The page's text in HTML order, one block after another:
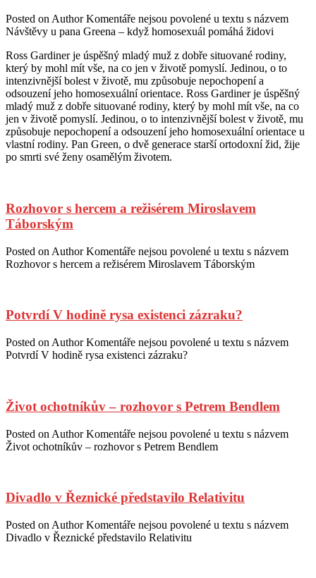
Posted on Author Komentáře nejsou povolené u textu s názvem
Návštěvy u pana Greena – když homosexuál pomáhá židovi
Ross Gardiner je úspěšný mladý muž z dobře situované rodiny,
který by mohl mít vše, na co jen v životě pomyslí. Jedinou, o to
intenzivnější bolest v životě, mu způsobuje nepochopení a
odsouzení jeho homosexuální orientace. Ross Gardiner je úspěšný
mladý muž z dobře situované rodiny, který by mohl mít vše, na co
jen v životě pomyslí. Jedinou, o to intenzivnější bolest v životě, mu
způsobuje nepochopení a odsouzení jeho homosexuální orientace u
vlastní rodiny. Pan Green, o dvě generace starší ortodoxní žid, žije
po smrti své ženy osamělým životem.
Rozhovor s hercem a režisérem Miroslavem
Táborským
Posted on Author Komentáře nejsou povolené u textu s názvem
Rozhovor s hercem a režisérem Miroslavem Táborským
Potvrdí V hodině rysa existenci zázraku?
Posted on Author Komentáře nejsou povolené u textu s názvem
Potvrdí V hodině rysa existenci zázraku?
Život ochotníkův – rozhovor s Petrem Bendlem
Posted on Author Komentáře nejsou povolené u textu s názvem
Život ochotníkův – rozhovor s Petrem Bendlem
Divadlo v Řeznické představilo Relativitu
Posted on Author Komentáře nejsou povolené u textu s názvem
Divadlo v Řeznické představilo Relativitu